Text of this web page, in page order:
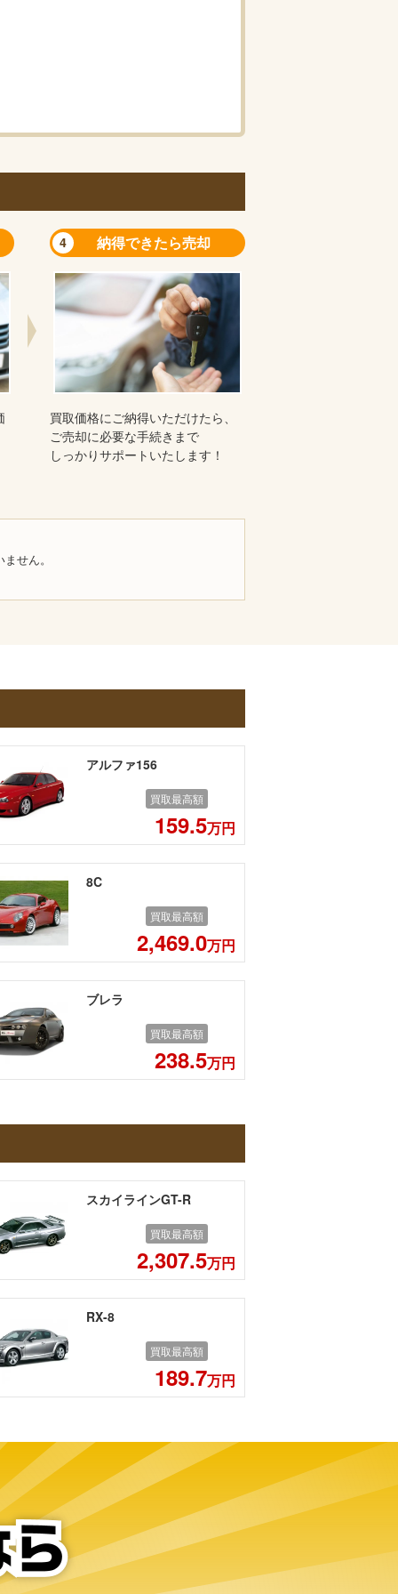
4 納得できたら売却
買取価格にご納得いただけたら、
ご売却に必要な手続きまで
しっかりサポートいたします！
せん。
アルファ156
買取最高額
159.5万円
8C
買取最高額
2,469.0万円
ブレラ
買取最高額
238.5万円
スカイラインGT-R
買取最高額
2,307.5万円
RX-8
買取最高額
189.7万円